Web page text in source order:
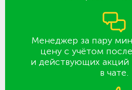
Менеджер за пару
цену с учётом
и действующих
в чате.